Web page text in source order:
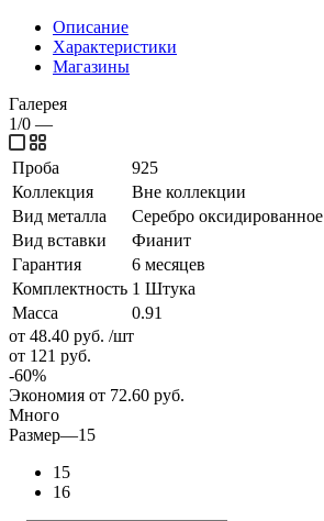
Описание
Характеристики
Магазины
Галерея
1/0 —
Проба
925
Коллекция
Вне коллекции
Вид металла
Серебро оксидированное
Вид вставки
Фианит
Гарантия
6 месяцев
Комплектность 1 Штука
Масса
0.91
от 48.40 руб. /шт
от 121 руб.
-60%
Экономия от 72.60 руб.
Много
Размер—15
15
16